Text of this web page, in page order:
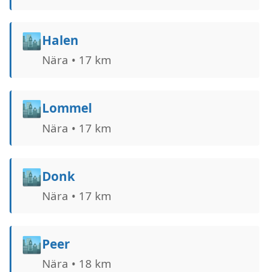
🏙️Halen
Nära • 17 km
🏙️Lommel
Nära • 17 km
🏙️Donk
Nära • 17 km
🏙️Peer
Nära • 18 km